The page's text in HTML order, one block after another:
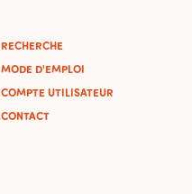
RECHERCHE
MODE D'EMPLOI
COMPTE UTILISATEUR
CONTACT